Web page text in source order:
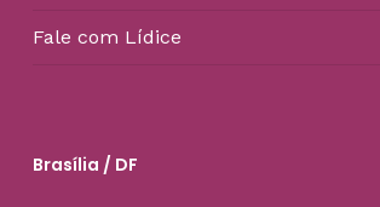
Fale com Lídice
Brasília / DF